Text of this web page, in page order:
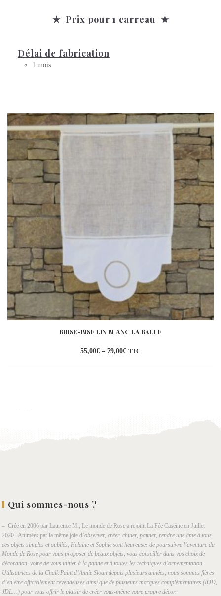
★ Prix pour 1 carreau ★
Délai de fabrication
1 mois
BRISE-BISE LIN BLANC LA BAULE
55,00€ – 79,00€ TTC
Qui sommes-nous ?
– Créé en 2006 par Laurence M., Le monde de Rose a rejoint La Fée Caséine en Juillet
2020. Animées par la même joie d’observer, créer, chiner, patiner, rendre une âme à tous
ces objets simples et oubliés, Helaine et Sophie sont heureuses de poursuivre l’aventure du
Monde de Rose pour vous proposer de beaux objets, vous conseiller dans vos choix de
décoration, voire de vous initier à la patine et à toutes les techniques d’ornementation.
Utilisatrices de la Chalk Paint d’Annie Sloan depuis plusieurs années, nous sommes fières
d’en être officiellement revendeuses ainsi que de plusieurs marques complémentaires (IOD,
JDL…) pour vous offrir le plaisir de créer vous-même votre propre décor.